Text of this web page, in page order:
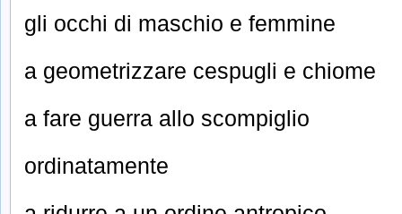
gli occhi di maschio e femmine
a geometrizzare cespugli e chiome
a fare guerra allo scompiglio
ordinatamente